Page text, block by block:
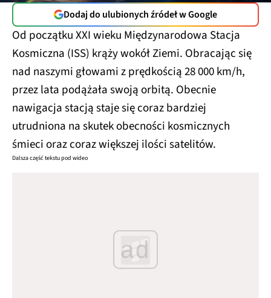
Dodaj do ulubionych źródeł w Google
Od początku XXI wieku Międzynarodowa Stacja
Kosmiczna (ISS) krąży wokół Ziemi. Obracając się
nad naszymi głowami z prędkością 28 000 km/h,
przez lata podążała swoją orbitą. Obecnie
nawigacja stacją staje się coraz bardziej
utrudniona na skutek obecności kosmicznych
śmieci oraz coraz większej ilości satelitów.
Dalsza część tekstu pod wideo
ad